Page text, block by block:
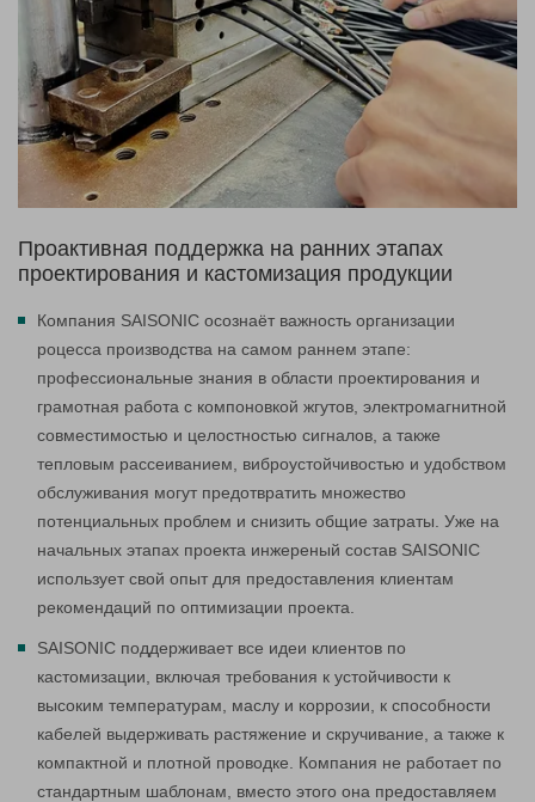
Проактивная поддержка на ранних этапах
проектирования и кастомизация продукции
Компания SAISONIC осознаёт важность организации
роцесса производства на самом раннем этапе:
профессиональные знания в области проектирования и
грамотная работа с компоновкой жгутов, электромагнитной
совместимостью и целостностью сигналов, а также
тепловым рассеиванием, виброустойчивостью и удобством
обслуживания могут предотвратить множество
потенциальных проблем и снизить общие затраты. Уже на
начальных этапах проекта инжереный состав SAISONIC
использует свой опыт для предоставления клиентам
рекомендаций по оптимизации проекта.
SAISONIC поддерживает все идеи клиентов по
кастомизации, включая требования к устойчивости к
высоким температурам, маслу и коррозии, к способности
кабелей выдерживать растяжение и скручивание, а также к
компактной и плотной проводке. Компания не работает по
стандартным шаблонам, вместо этого она предоставляем